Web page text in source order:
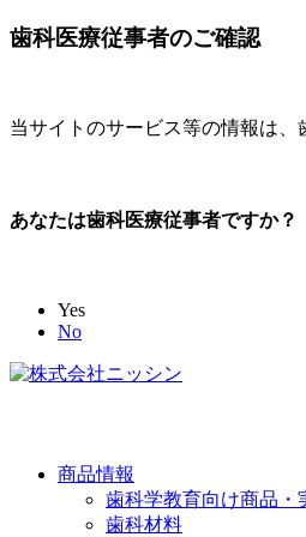
歯科医療従事者のご確認
当サイトのサービス等の情報は
あなたは歯科医療従事者ですか？
Yes
No
商品情報
歯科学教育向け商品・
歯科材料